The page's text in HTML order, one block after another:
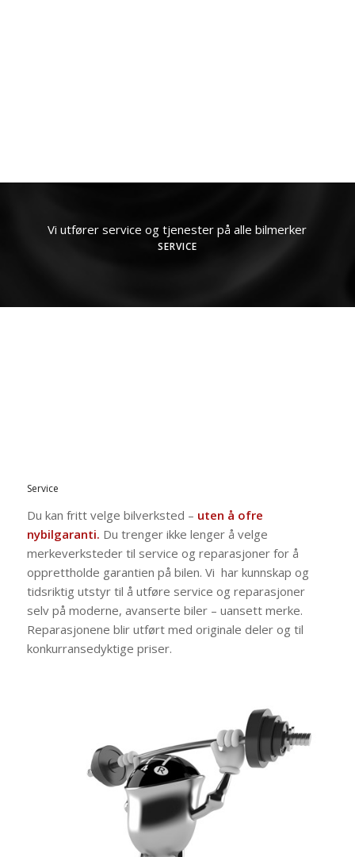
Vi utfører service og tjenester på alle bilmerker
SERVICE
Service
Du kan fritt velge bilverksted – uten å ofre
nybilgaranti. Du trenger ikke lenger å velge
merkeverksteder til service og reparasjoner for å
opprettholde garantien på bilen. Vi har kunnskap og
tidsriktig utstyr til å utføre service og reparasjoner
selv på moderne, avanserte biler – uansett merke.
Reparasjonene blir utført med originale deler og til
konkurransedyktige priser.